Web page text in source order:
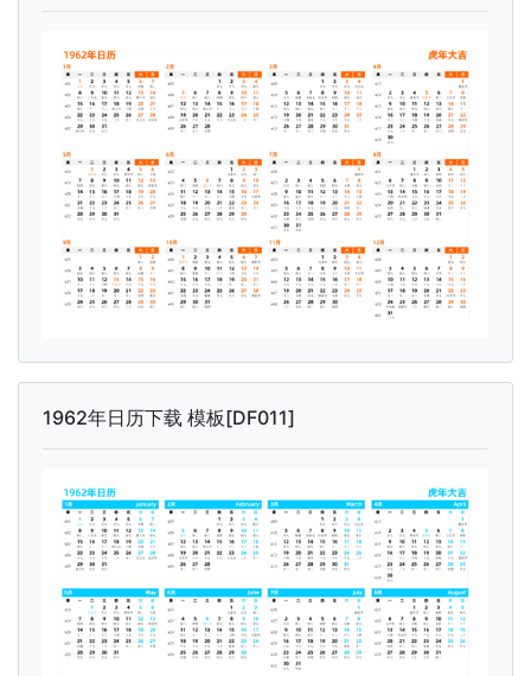
1962年日历下载 模板[DF011]